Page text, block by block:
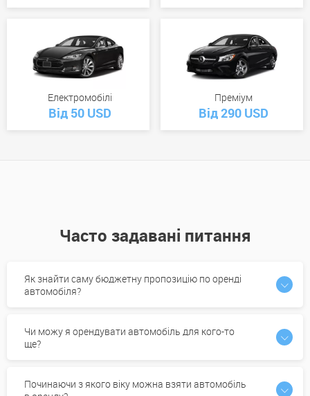
Електромобілі
Від 50 USD
Преміум
Від 290 USD
Часто задавані питання
Як знайти саму бюджетну пропозицію по оренді
автомобіля?
Чи можу я орендувати автомобіль для кого-то
ще?
Починаючи з якого віку можна взяти автомобіль